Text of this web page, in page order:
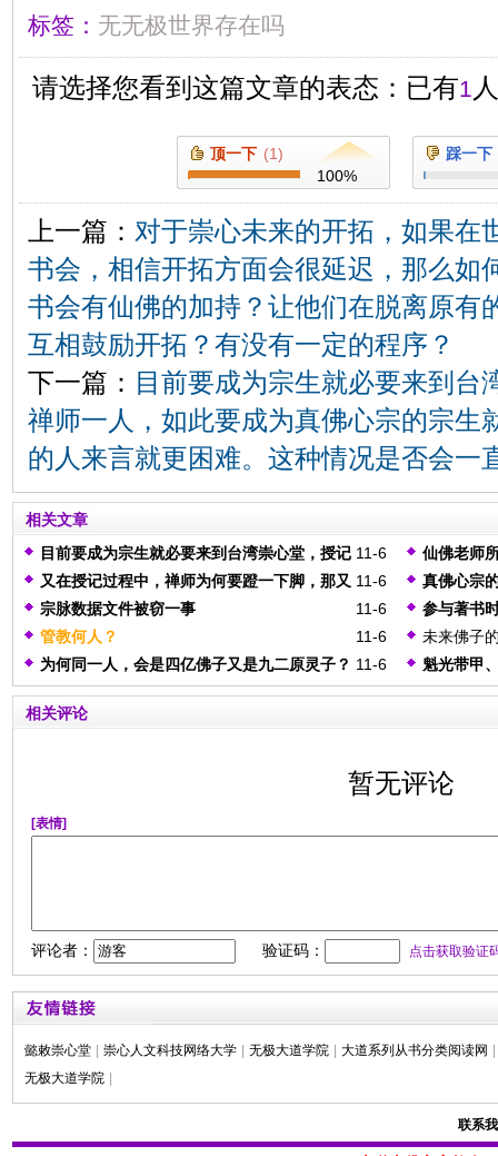
标签： 无无极世界存在吗
请选择您看到这篇文章的表态：已有1
顶一下 (1)
100%
踩一下
上一篇： 对于崇心未来的开拓，如果在
书会，相信开拓方面会很延迟，那么如
书会有仙佛的加持？让他们在脱离原有
互相鼓励开拓？有没有一定的程序？
下一篇： 目前要成为宗生就必要来到台
禅师一人，如此要成为真佛心宗的宗生
的人来言就更困难。这种情况是否会一
相关文章
11-6
目前要成为宗生就必要来到台湾崇心堂，授记
者也只有禅师一人，如此要成为真佛心宗的宗生就
很不容易，尤其对海外的人来言就更困难。这种情
况是否会一直持续下去？
仙佛老师
何时候都
声，在其
怎么办？
11-6
又在授记过程中，禅师为何要蹬一下脚，那又
是什么含义？是不是要震脱宗生的无明束缚及对不
良习性的执着？
真佛心宗
圣火引向
正门，再
义吗？
11-6
宗脉数据文件被窃一事
参与著书
11-6
管教何人？
未来佛子
导引之聚
计划，应
11-6
为何同一人，会是四亿佛子又是九二原灵子？
是青阳期 南无燃灯古佛门下弟子，同时又是红阳期
南无释迦牟尼佛门下弟子？又为何有人同时拥有二
魁光带甲
清真回家
相关评论
暂无评论
[表情]
评论者： 验证码： 点击获取验证
懿敕崇心堂 崇心人文科技网络大学 无极大道学院 大道系列从书分类阅读网
无极大道学院
联系